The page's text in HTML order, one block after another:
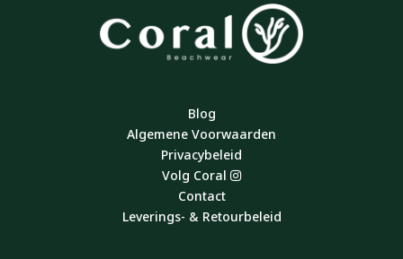
Blog
Algemene Voorwaarden
Privacybeleid
Volg Coral
Contact
Leverings- & Retourbeleid